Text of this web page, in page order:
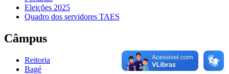
Eleições 2025
Quadro dos servidores TAES
Câmpus
Reitoria
Bagé